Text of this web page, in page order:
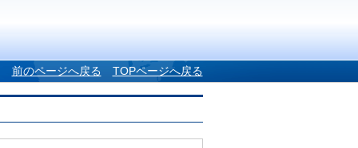
前のページへ戻る TOPページへ戻る